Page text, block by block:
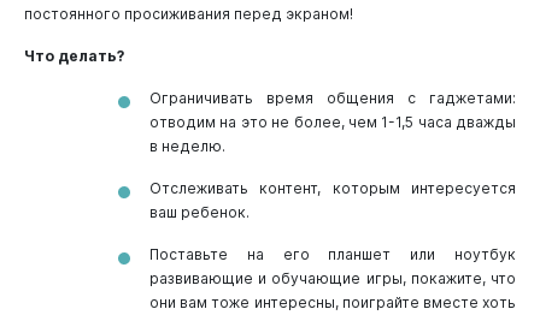
постоянного просиживания перед экраном!
Что делать?
Ограничивать время общения с гаджетами:
отводим на это не более, чем 1-1,5 часа дважды
в неделю.
Отслеживать контент, которым интересуется
ваш ребенок.
Поставьте на его планшет или ноутбук
развивающие и обучающие игры, покажите, что
они вам тоже интересны, поиграйте вместе хоть